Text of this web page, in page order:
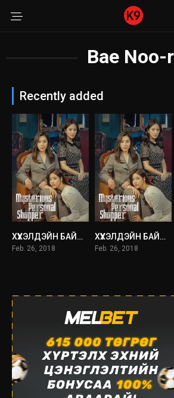
Bae Noo-
Recently added
3.1
ХҮҮХЭЛДЭЙН БАЙШИН
Feb. 26, 2018
3.3
ХҮҮХЭЛДЭЙН БАЙШИН
Feb. 26, 2018